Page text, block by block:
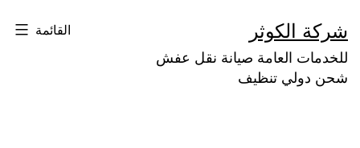
إلى
المحتوى
شركة الكوثر
للخدمات العامة صيانة نقل عفش
شحن دولي تنظيف
القائمة